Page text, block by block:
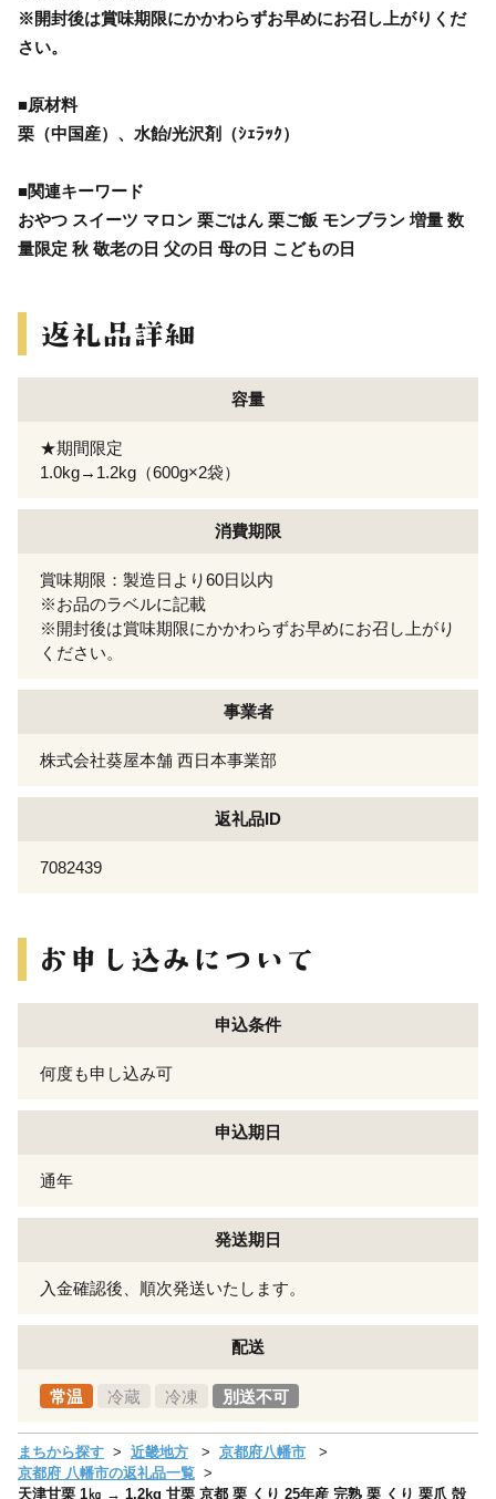
※開封後は賞味期限にかかわらずお早めにお召し上がりくだ
さい。
■原材料
栗（中国産）、水飴/光沢剤（ｼｪﾗｯｸ）
■関連キーワード
おやつ スイーツ マロン 栗ごはん 栗ご飯 モンブラン 増量 数
量限定 秋 敬老の日 父の日 母の日 こどもの日
容量
★期間限定
1.0kg→1.2kg（600g×2袋）
消費期限
賞味期限：製造日より60日以内
※お品のラベルに記載
※開封後は賞味期限にかかわらずお早めにお召し上がり
ください。
事業者
株式会社葵屋本舗 西日本事業部
返礼品ID
7082439
申込条件
何度も申し込み可
申込期日
通年
発送期日
入金確認後、順次発送いたします。
配送
常温 冷蔵 冷凍 別送不可
まちから探す 近畿地方
京都府八幡市
京都府 八幡市の返礼品一覧
天津甘栗 1㎏ → 1.2kg 甘栗 京都 栗 くり 25年産 完熟 栗 くり 栗爪 殻